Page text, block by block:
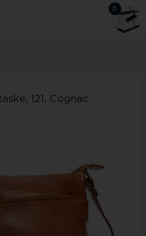
0
121. Cognac